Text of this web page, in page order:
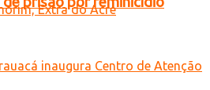
Extra do Acre